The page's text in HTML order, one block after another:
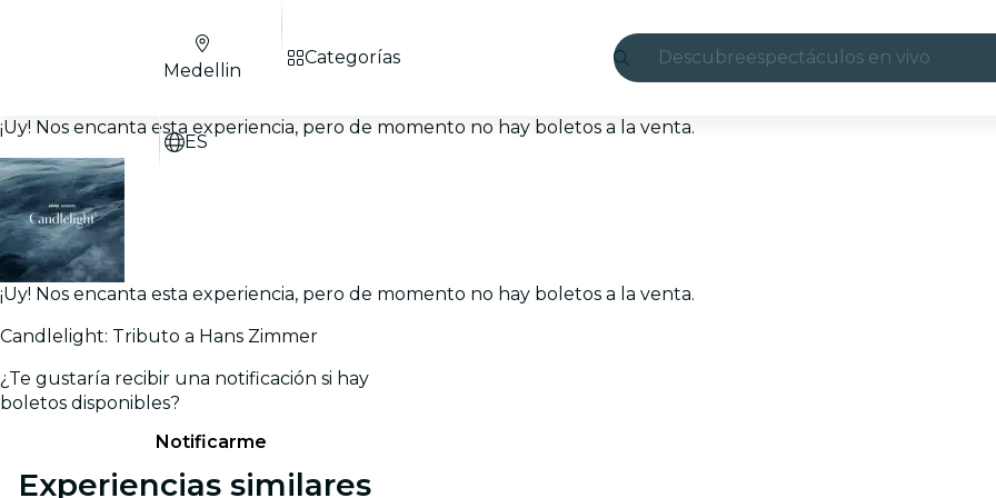
Descubreespectáculos en vivo
Medellin
ES
Categorías
¡Uy! Nos encanta esta experiencia, pero de momento no hay boletos a la venta.
¡Uy! Nos encanta esta experiencia, pero de momento no hay boletos a la venta.
Candlelight: Tributo a Hans Zimmer
¿Te gustaría recibir una notificación si hay
boletos disponibles?
Notificarme
Experiencias similares